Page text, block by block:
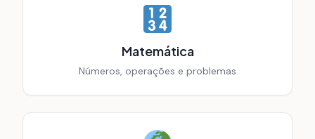
Matemática
Números, operações e problemas